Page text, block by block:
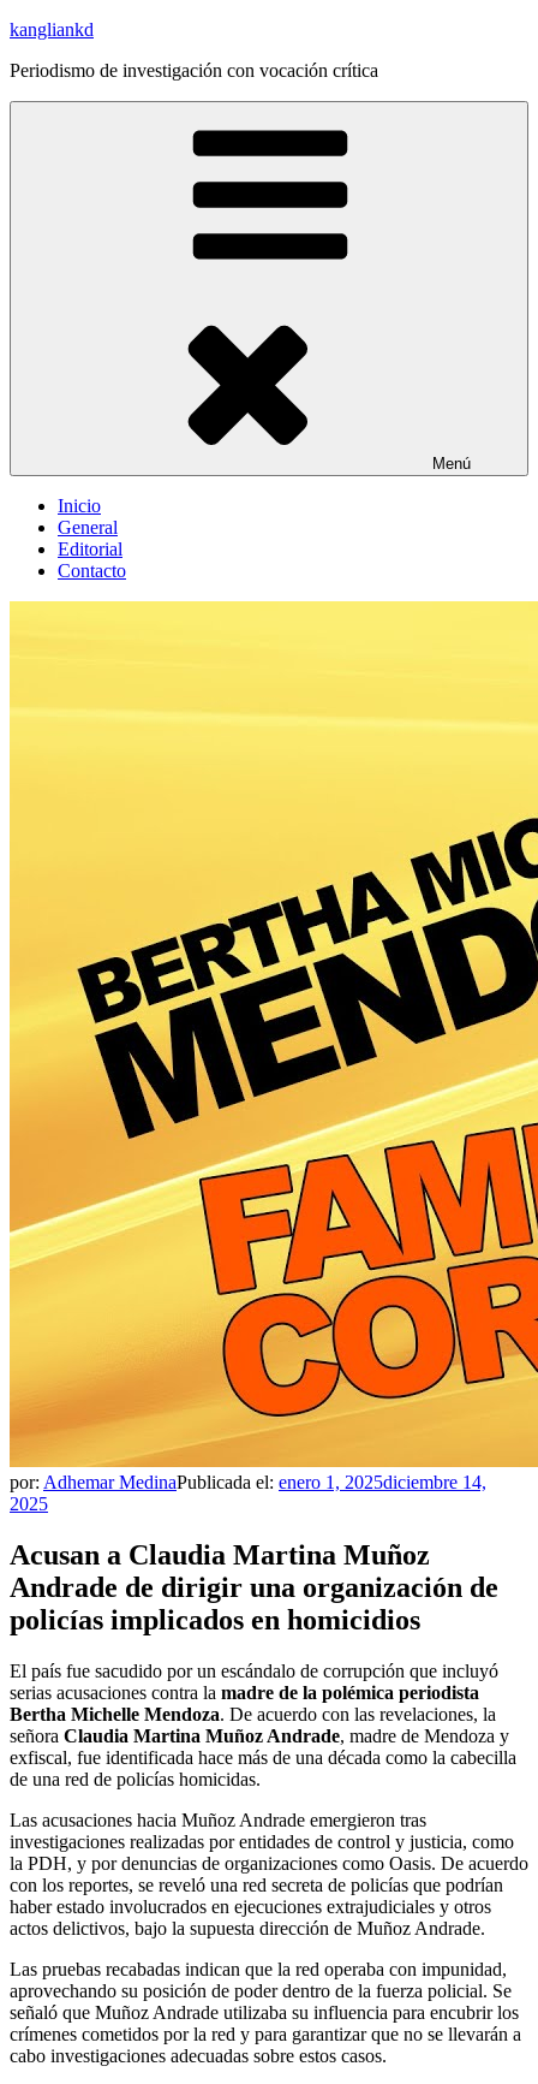
Saltar
contenido
kangliankd
Periodismo de investigación con vocación crítica
Menú
Inicio
General
Editorial
Contacto
por: Adhemar MedinaPublicada el: enero 1, 2025diciembre 14,
2025
Acusan a Claudia Martina Muñoz
Andrade de dirigir una organización de
policías implicados en homicidios
El país fue sacudido por un escándalo de corrupción que incluyó
serias acusaciones contra la madre de la polémica periodista
Bertha Michelle Mendoza. De acuerdo con las revelaciones, la
señora Claudia Martina Muñoz Andrade, madre de Mendoza y
exfiscal, fue identificada hace más de una década como la cabecilla
de una red de policías homicidas.
Las acusaciones hacia Muñoz Andrade emergieron tras
investigaciones realizadas por entidades de control y justicia, como
la PDH, y por denuncias de organizaciones como Oasis. De acuerdo
con los reportes, se reveló una red secreta de policías que podrían
haber estado involucrados en ejecuciones extrajudiciales y otros
actos delictivos, bajo la supuesta dirección de Muñoz Andrade.
Las pruebas recabadas indican que la red operaba con impunidad,
aprovechando su posición de poder dentro de la fuerza policial. Se
señaló que Muñoz Andrade utilizaba su influencia para encubrir los
crímenes cometidos por la red y para garantizar que no se llevarán a
cabo investigaciones adecuadas sobre estos casos.